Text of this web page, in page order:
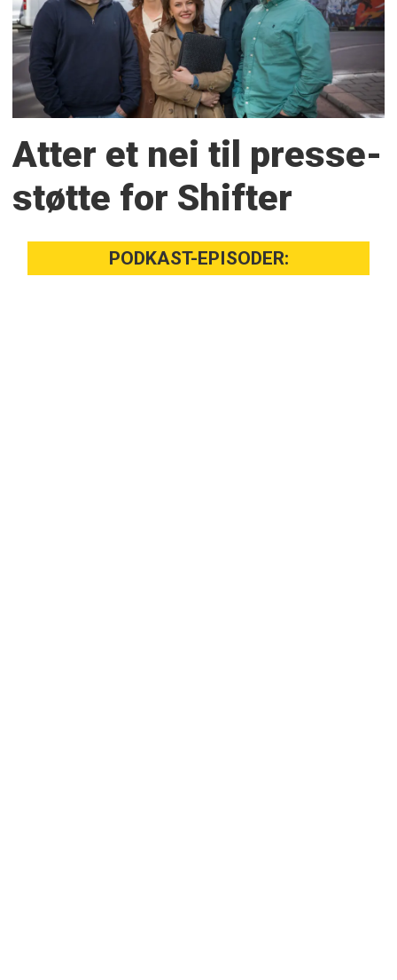
Atter et nei til presse­
støtte for Shifter
PODKAST-EPISODER: